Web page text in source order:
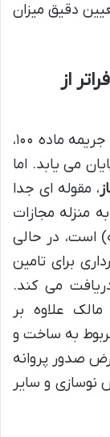
دقیق میزان
از
بسیاری از افراد تصور می کنند با پرداخت جریمه ماده ۱۰۰،
می یابد. اما
، مقوله ای جدا
منزله مجازات
است، در حالی
برای تامین
می کند.
علاوه بر
به ساخت و
صدور پروانه
نوسازی و سایر